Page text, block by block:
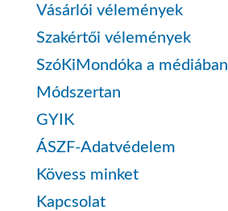
Vásárlói vélemények
Szakértői vélemények
SzóKiMondóka a médiában
Módszertan
GYIK
ÁSZF-Adatvédelem
Kövess minket
Kapcsolat